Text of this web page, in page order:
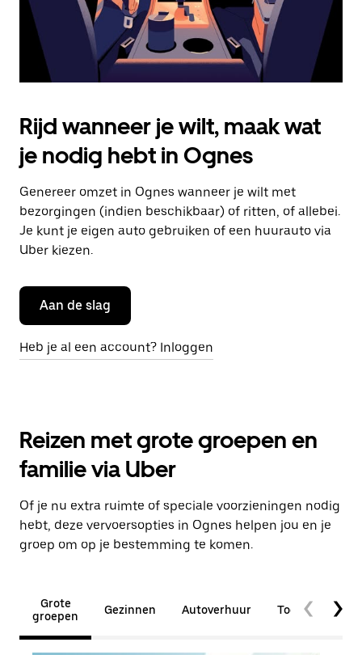
Rijd wanneer je wilt, maak wat
je nodig hebt in Ognes
Genereer omzet in Ognes wanneer je wilt met
bezorgingen (indien beschikbaar) of ritten, of allebei.
Je kunt je eigen auto gebruiken of een huurauto via
Uber kiezen.
Aan de slag
Heb je al een account? Inloggen
Reizen met grote groepen en
familie via Uber
Of je nu extra ruimte of speciale voorzieningen nodig
hebt, deze vervoersopties in Ognes helpen jou en je
groep om op je bestemming te komen.
Grote
groepen
Gezinnen Autoverhuur